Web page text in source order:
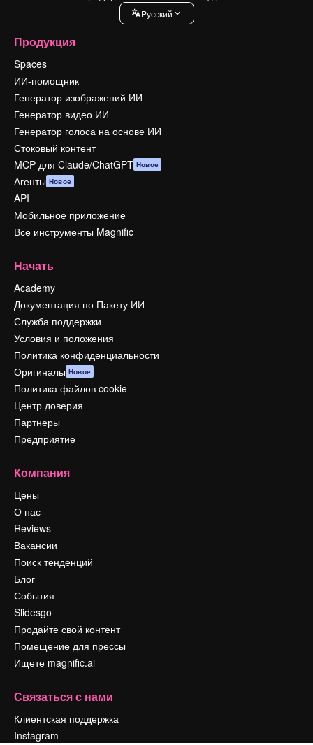
Pусский
Продукция
Spaces
ИИ-помощник
Генератор изображений ИИ
Генератор видео ИИ
Генератор голоса на основе ИИ
Стоковый контент
MCP для Claude/ChatGPT Новое
Агенты Новое
API
Мобильное приложение
Все инструменты Magnific
Начать
Academy
Документация по Пакету ИИ
Служба поддержки
Условия и положения
Политика конфиденциальности
Оригиналы Новое
Политика файлов cookie
Центр доверия
Партнеры
Предприятие
Компания
Цены
О нас
Reviews
Вакансии
Поиск тенденций
Блог
События
Slidesgo
Продайте свой контент
Помещение для прессы
Ищете magnific.ai
Связаться с нами
Клиентская поддержка
Instagram